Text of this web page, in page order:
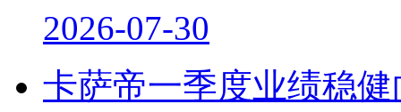
2026-07-30
卡萨帝一季度业绩稳